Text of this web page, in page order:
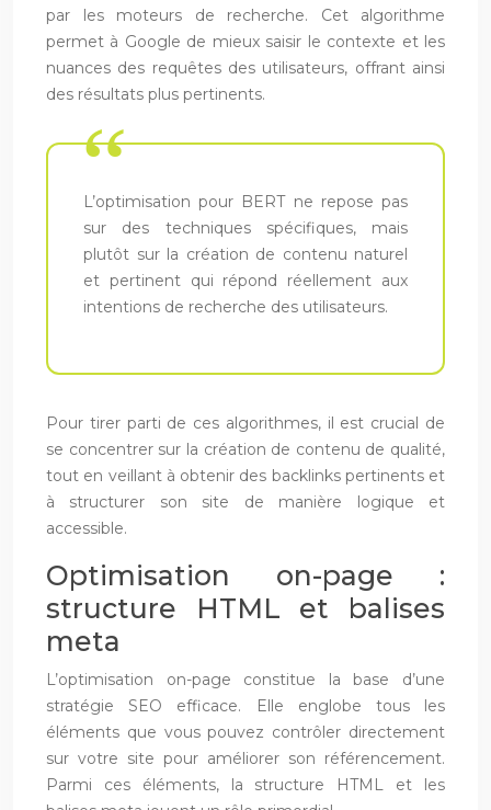
par les moteurs de recherche. Cet algorithme
permet à Google de mieux saisir le contexte et les
nuances des requêtes des utilisateurs, offrant ainsi
des résultats plus pertinents.
L’optimisation pour BERT ne repose pas
sur des techniques spécifiques, mais
plutôt sur la création de contenu naturel
et pertinent qui répond réellement aux
intentions de recherche des utilisateurs.
Pour tirer parti de ces algorithmes, il est crucial de
se concentrer sur la création de contenu de qualité,
tout en veillant à obtenir des backlinks pertinents et
à structurer son site de manière logique et
accessible.
Optimisation on-page :
structure HTML et balises
meta
L’optimisation on-page constitue la base d’une
stratégie SEO efficace. Elle englobe tous les
éléments que vous pouvez contrôler directement
sur votre site pour améliorer son référencement.
Parmi ces éléments, la structure HTML et les